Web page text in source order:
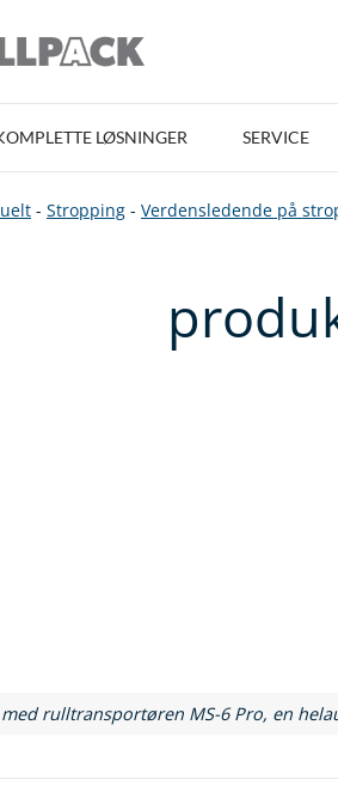
LØSNINGER SERVICE
- Stropping - Verdensledende på
med rulltransportøren MS-6 Pro, en